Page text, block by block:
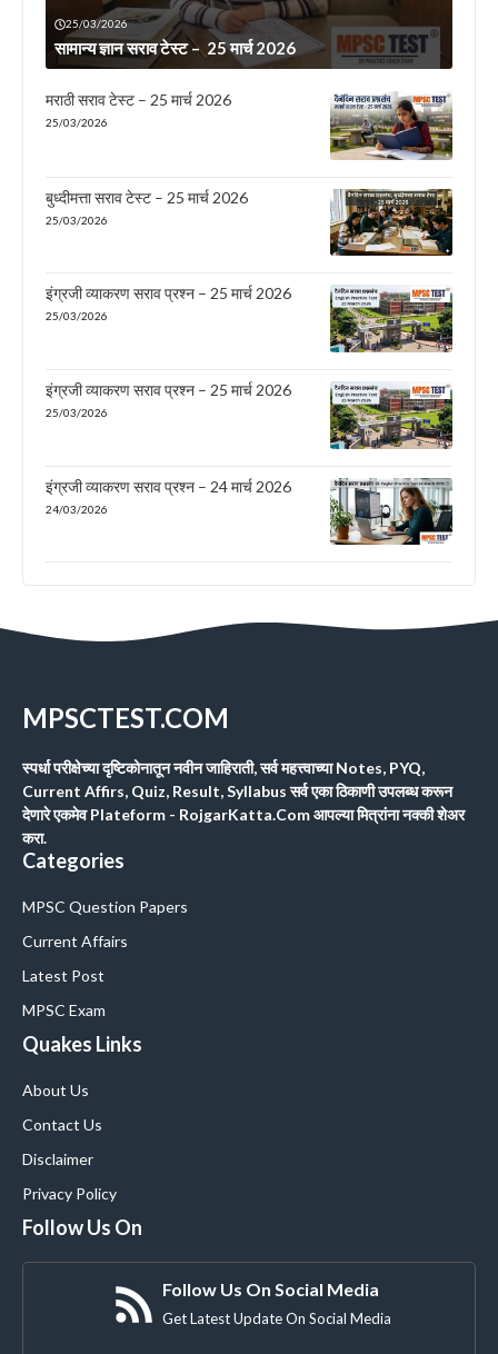
25/03/2026
सामान्य ज्ञान सराव टेस्ट – 25 मार्च 2026
मराठी सराव टेस्ट – 25 मार्च 2026
25/03/2026
बुध्दीमत्ता सराव टेस्ट – 25 मार्च 2026
25/03/2026
इंग्रजी व्याकरण सराव प्रश्न – 25 मार्च 2026
25/03/2026
इंग्रजी व्याकरण सराव प्रश्न – 25 मार्च 2026
25/03/2026
इंग्रजी व्याकरण सराव प्रश्न – 24 मार्च 2026
24/03/2026
MPSCTEST.COM
स्पर्धा परीक्षेच्या दृष्टिकोनातून नवीन जाहिराती, सर्व महत्त्वाच्या Notes, PYQ,
Current Affirs, Quiz, Result, Syllabus सर्व एका ठिकाणी उपलब्ध करून
देणारे एकमेव Plateform - RojgarKatta.Com आपल्या मित्रांना नक्की शेअर
करा.
Categories
MPSC Question Papers
Current Affairs
Latest Post
MPSC Exam
Quakes Links
About Us
Contact Us
Disclaimer
Privacy Policy
Follow Us On
Follow Us On Social Media
Get Latest Update On Social Media